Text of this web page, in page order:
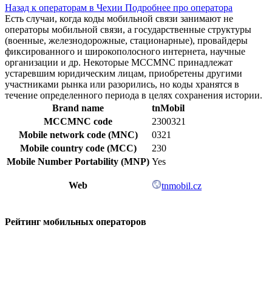
Назад к операторам в Чехии Подробнее про оператора
Есть случаи, когда коды мобильной связи занимают не
операторы мобильной связи, а государственные структуры
(военные, железнодорожные, стационарные), провайдеры
фиксированного и широкополосного интернета, научные
организации и др. Некоторые MCCMNC принадлежат
устаревшим юридическим лицам, приобретены другими
участниками рынка или разорились, но коды хранятся в
течение определенного периода в целях сохранения истории.
Brand name
tnMobil
MCCMNC code
2300321
Mobile network code (MNC)
0321
Mobile country code (MCC)
230
Mobile Number Portability (MNP) Yes
Web tnmobil.cz
Рейтинг мобильных операторов